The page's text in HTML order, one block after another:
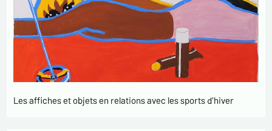
Les affiches et objets en relations avec les sports d'hiver